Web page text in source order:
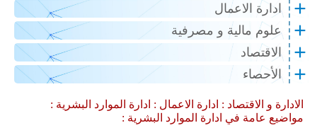
ادارة الاعمال
علوم مالية و مصرفية
الاقتصاد
الأحصاء
الادارة و الاقتصاد : ادارة الاعمال : ادارة الموارد البشرية :
مواضيع عامة في ادارة الموارد البشرية :